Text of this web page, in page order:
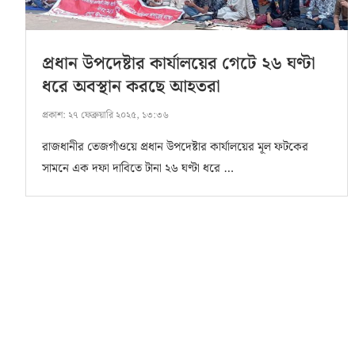
প্রধান উপদেষ্টার কার্যালয়ের গেটে ২৬ ঘণ্টা
ধরে অবস্থান করছে আহতরা
প্রকাশ: ২৭ ফেব্রুয়ারি ২০২৫, ১৩:৩৬
রাজধানীর তেজগাঁওয়ে প্রধান উপদেষ্টার কার্যালয়ের মূল ফটকের
সামনে এক দফা দাবিতে টানা ২৬ ঘণ্টা ধরে …